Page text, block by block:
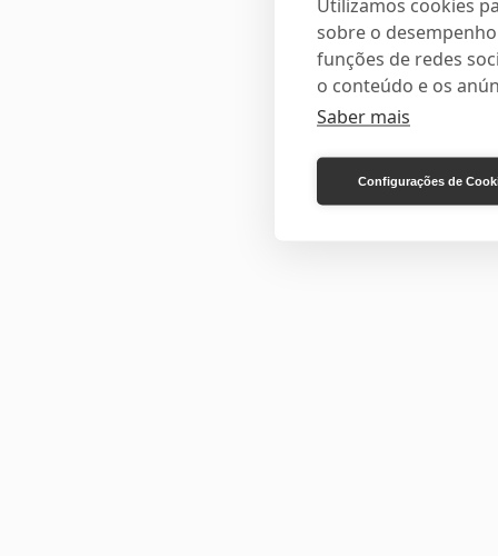
Utilizamos cookies
sobre o
funções de redes
o conteúdo e os
Saber mais
Configurações de